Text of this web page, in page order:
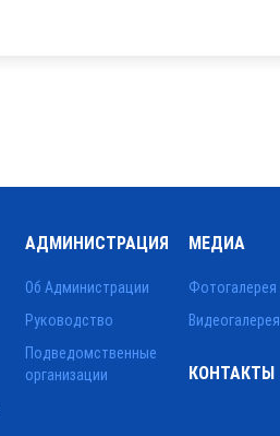
АДМИНИСТРАЦИЯ
Об Администрации
Руководство
Подведомственные
организации
МЕДИА
Фотогалерея
Видеогалерея
КОНТАКТЫ